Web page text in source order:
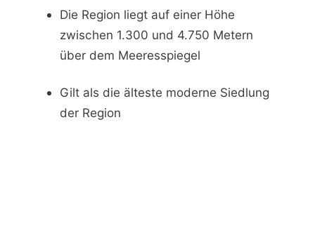
Die Region liegt auf einer Höhe
zwischen 1.300 und 4.750 Metern
über dem Meeresspiegel
Gilt als die älteste moderne Siedlung
der Region